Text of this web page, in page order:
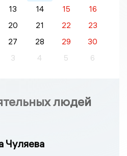
13 14 15
16
20 21 22
23
27 28 29
30
3 4 5 6
людей
Чуляева